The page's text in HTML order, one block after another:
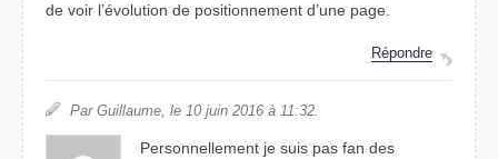
de voir l’évolution de positionnement d’une page.
Répondre
Par Guillaume, le 10 juin 2016 à 11:32.
Personnellement je suis pas fan des